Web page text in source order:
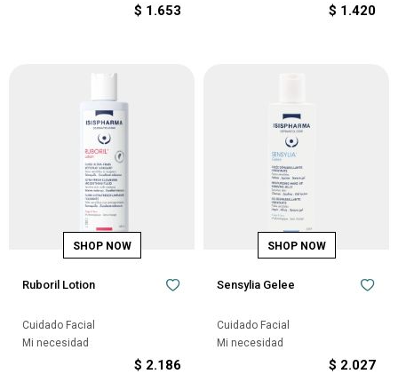
$ 1.653 $ 1.420
Ruboril Lotion
Cuidado Facial
Mi necesidad
$ 2.186
Sensylia Gelee
Cuidado Facial
Mi necesidad
$ 2.027